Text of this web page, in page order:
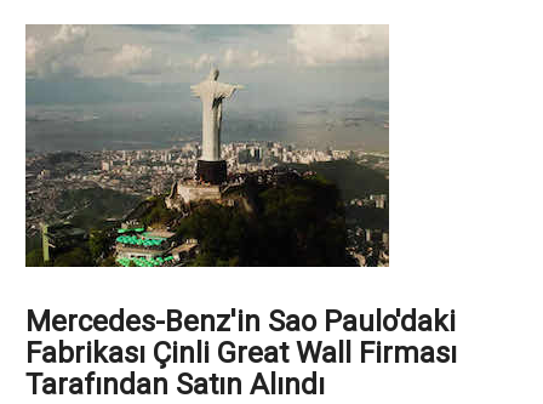
Mercedes-Benz'in Sao Paulo'daki
Fabrikası Çinli Great Wall Firması
Tarafından Satın Alındı